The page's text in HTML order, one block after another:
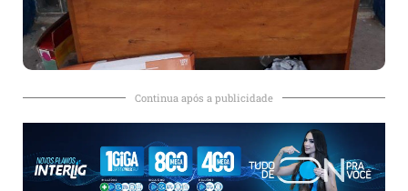
Continua após a publicidade